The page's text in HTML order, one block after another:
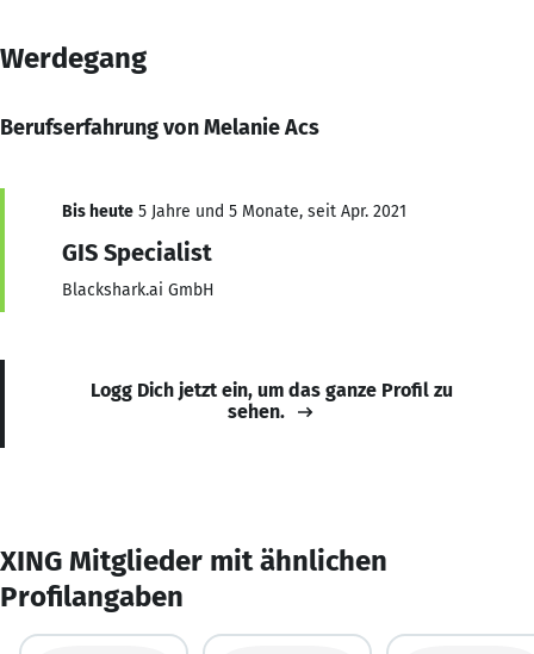
Werdegang
Berufserfahrung von Melanie Acs
Bis heute 5 Jahre und 5 Monate, seit Apr. 2021
GIS Specialist
Blackshark.ai GmbH
Logg Dich jetzt ein, um das ganze Profil zu
sehen.
XING Mitglieder mit ähnlichen
Profilangaben